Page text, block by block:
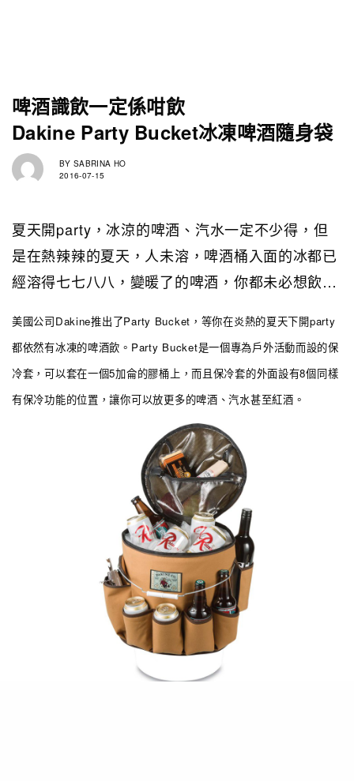
啤酒識飲一定係咁飲
Dakine Party Bucket冰凍啤酒隨身袋
BY SABRINA HO
2016-07-15
夏天開party，冰涼的啤酒、汽水一定不少得，但
是在熱辣辣的夏天，人未溶，啤酒桶入面的冰都已
經溶得七七八八，變暖了的啤酒，你都未必想飲…
美國公司Dakine推出了Party Bucket，等你在炎熱的夏天下開party
都依然有冰凍的啤酒飲。Party Bucket是一個專為戶外活動而設的保
冷套，可以套在一個5加侖的膠桶上，而且保冷套的外面設有8個同樣
有保冷功能的位置，讓你可以放更多的啤酒 、汽水甚至紅酒。